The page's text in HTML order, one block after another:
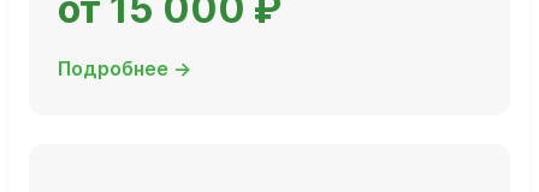
от 15 000 ₽
Подробнее →